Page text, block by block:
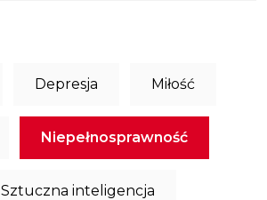
Depresja Miłość
Niepełnosprawność
Sztuczna inteligencja